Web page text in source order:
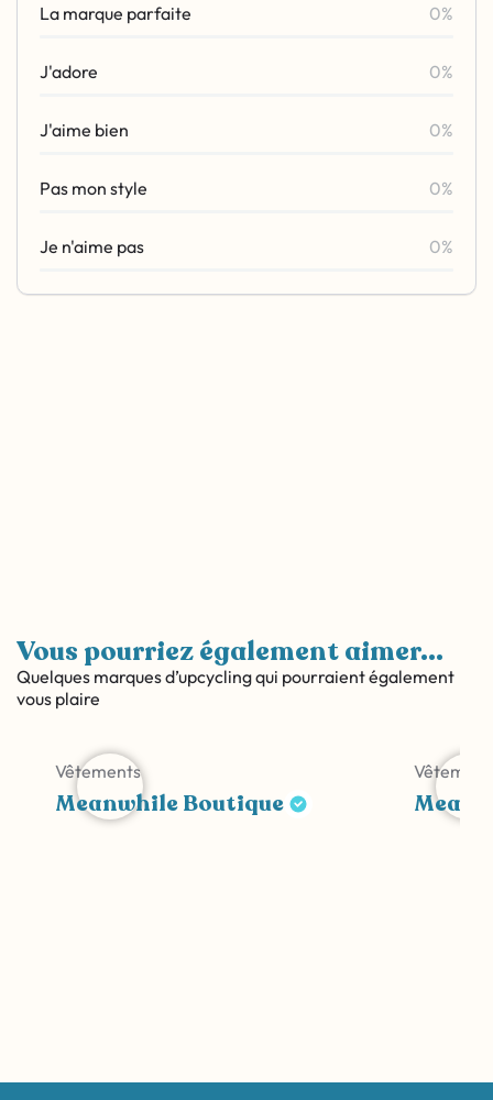
La marque parfaite
0%
J'adore 0%
J'aime bien 0%
Pas mon style 0%
Je n'aime pas 0%
Vous pourriez également aimer...
Quelques marques d’upcycling qui pourraient également
vous plaire
Vêtements
Meanwhile Boutique